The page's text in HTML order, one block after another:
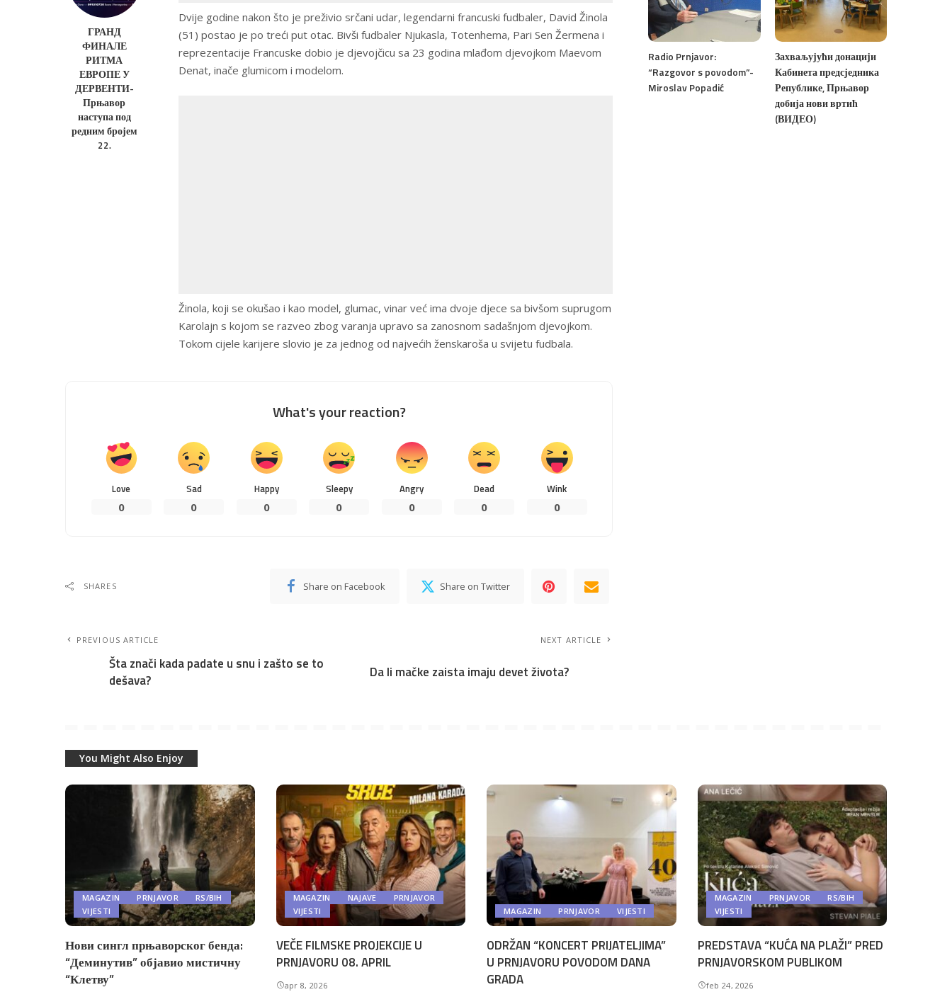
ГРАНД
ФИНАЛЕ
РИТМА
ЕВРОПЕ У
ДЕРВЕНТИ-
Прњавор
наступа под
редним бројем
22.
Dvije godine nakon što je preživio srčani udar, legendarni francuski fudbaler, David Žinola
(51) postao je po treći put otac. Bivši fudbaler Njukasla, Totenhema, Pari Sen Žermena i
reprezentacije Francuske dobio je djevojčicu sa 23 godina mlađom djevojkom Maevom
Denat, inače glumicom i modelom.
Žinola, koji se okušao i kao model, glumac, vinar već ima dvoje djece sa bivšom suprugom
Karolajn s kojom se razveo zbog varanja upravo sa zanosnom sadašnjom djevojkom.
Tokom cijele karijere slovio je za jednog od najvećih ženskaroša u svijetu fudbala.
What's your reaction?
Love
0
Sad
0
Happy
0
Sleepy
0
Angry
0
Dead
0
Wink
0
SHARES Share on Facebook Share on Twitter
PREVIOUS ARTICLE
Šta znači kada padate u snu i zašto se to
dešava?
NEXT ARTICLE
Da li mačke zaista imaju devet života?
Radio Prnjavor:
“Razgovor s povodom”-
Miroslav Popadić
Захваљујући донацији
Кабинета предсједника
Републике, Прњавор
добија нови вртић
(ВИДЕО)
You Might Also Enjoy
MAGAZIN PRNJAVOR
RS/BIH
VIJESTI
Нови сингл прњаворског бенда:
“Деминутив” објавио мистичну
“Клетву”
MAGAZIN NAJAVE
PRNJAVOR
VIJESTI
VEČE FILMSKE PROJEKCIJE U
PRNJAVORU 08. APRIL
apr 8, 2026
MAGAZIN PRNJAVOR VIJESTI
ODRŽAN “KONCERT PRIJATELJIMA”
U PRNJAVORU POVODOM DANA
GRADA
MAGAZIN PRNJAVOR
RS/BIH
VIJESTI
PREDSTAVA “KUĆA NA PLAŽI” PRED
PRNJAVORSKOM PUBLIKOM
feb 24, 2026